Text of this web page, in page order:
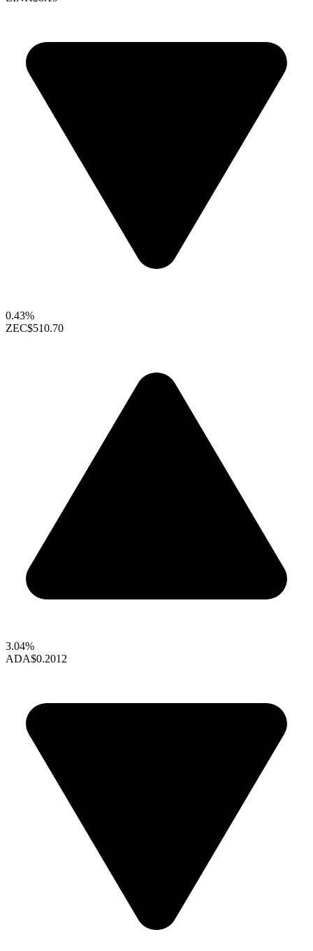
0.43%
ZEC$510.70
3.04%
ADA$0.2012